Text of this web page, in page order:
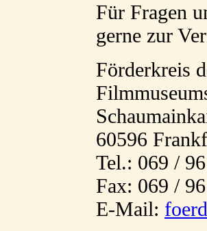
Für Fragen
gerne zur
Förderkreis
60596
Tel.: 069 /
Fax: 069 /
E-Mail: